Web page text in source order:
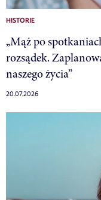
HISTORIE
„Mąż po
rozsądek.
naszego życia”
20.07.2026